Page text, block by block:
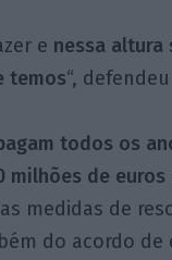
e nessa altura
temos“,
todos os
milhões de
medidas de
do acordo